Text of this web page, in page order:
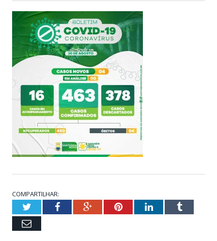
COMPARTILHAR:
TwitterFacebookGoogle+PinterestLinkedInTumblr
Email